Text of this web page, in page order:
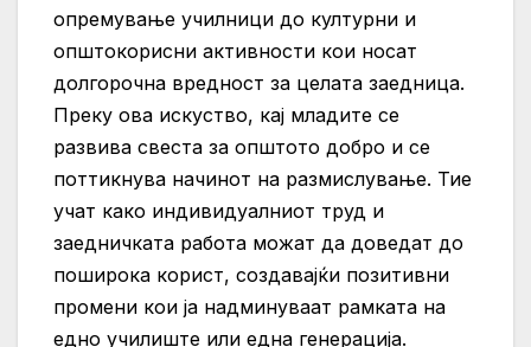
опремување училници до културни и
општокорисни активности кои носат
долгорочна вредност за целата заедница.
Преку ова искуство, кај младите се
развива свеста за општото добро и се
поттикнува начинот на размислување. Тие
учат како индивидуалниот труд и
заедничката работа можат да доведат до
поширока корист, создавајќи позитивни
промени кои ја надминуваат рамката на
едно училиште или една генерација.